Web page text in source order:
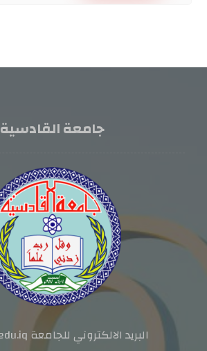
جامعة القادسية
البريد الالكتروني للجامعة info@qu.edu.iq